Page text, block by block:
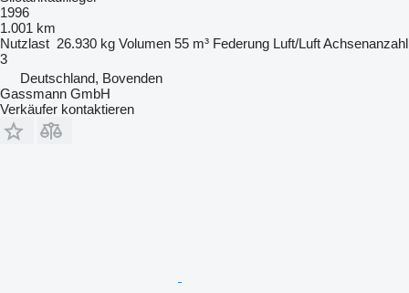
1996
1.001 km
Nutzlast 26.930 kg Volumen 55 m³ Federung Luft/LuftAchsenanzahl
3
Deutschland, Bovenden
Gassmann GmbH
Verkäufer kontaktieren